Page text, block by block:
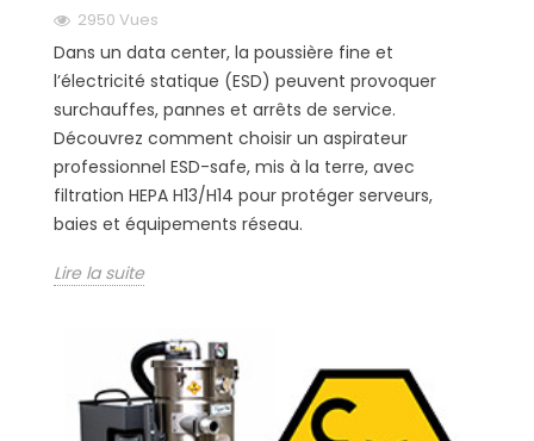
2950 Vues
Dans un data center, la poussière fine et
l’électricité statique (ESD) peuvent provoquer
surchauffes, pannes et arrêts de service.
Découvrez comment choisir un aspirateur
professionnel ESD-safe, mis à la terre, avec
filtration HEPA H13/H14 pour protéger serveurs,
baies et équipements réseau.
Lire la suite